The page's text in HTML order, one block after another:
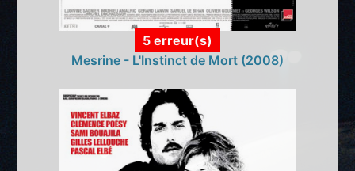
5 erreur(s)
Mesrine - L'Instinct de Mort (2008)